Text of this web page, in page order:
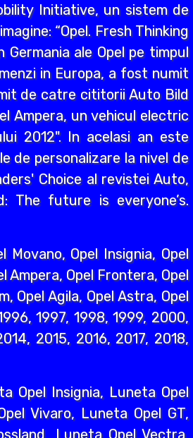
Initiative, un sistem de
“Opel. Fresh Thinking
ale Opel pe timpul
in Europa, a fost numit
de catre cititorii Auto Bild
Ampera, un vehicul electric
2012". In acelasi an este
de personalizare la nivel de
Choice al revistei Auto,
The future is everyone’s.
Opel Insignia, Opel
Ampera, Opel Frontera, Opel
Opel Agila, Opel Astra, Opel
1997, 1998, 1999, 2000,
2015, 2016, 2017, 2018,
Opel Insignia, Luneta Opel
Vivaro, Luneta Opel GT,
Luneta Opel Vectra,